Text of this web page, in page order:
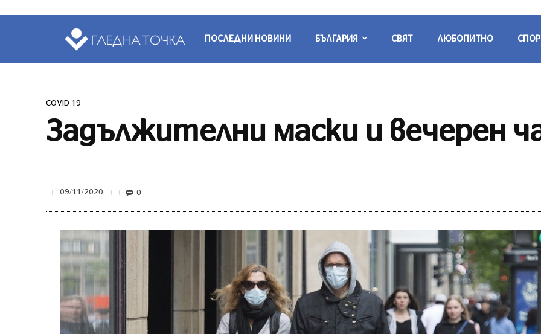
ПОСЛЕДНИ НОВИНИ БЪЛГАРИЯ СВЯТ ЛЮБОПИТНО
COVID 19
Задължителни маски и вечерен
09/11/2020 0